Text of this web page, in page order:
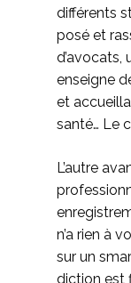
différents
posé et
d’avocats,
enseigne
et
santé… Le
L’autre
n’a rien à
sur un
diction est